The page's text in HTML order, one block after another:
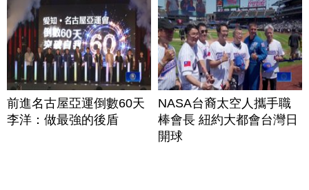
前進名古屋亞運倒數60天
李洋：做最強的後盾
NASA台裔太空人攜手職
棒會長 紐約大都會台灣日
開球